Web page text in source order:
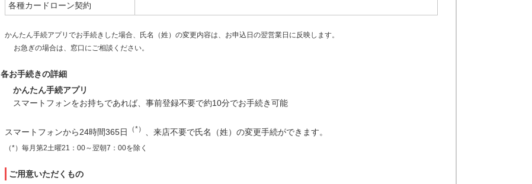
各種カードローン契約
かんたん手続アプリでお手続きした場合、氏名（姓）の変更内容は、お申込日の翌営業日に反映します。
お急ぎの場合は、窓口にご相談ください。
各お手続きの詳細
かんたん手続アプリ
スマートフォンをお持ちであれば、事前登録不要で約10分でお手続き可能
スマートフォンから24時間365日 （*） 、来店不要で氏名（姓）の変更手続ができます。
（*）毎月第2土曜21：00～翌朝7：00を除く
ご用意いただくもの